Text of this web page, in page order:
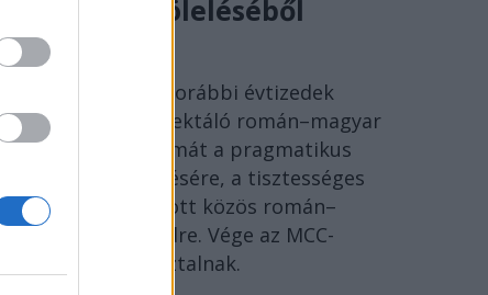
történelem öleléséből
SÓLYOM ISTVÁN
Ideje lecserélni a korábbi évtizedek
szenvedéseire reflektáló román–magyar
megbékélés fogalmát a pragmatikus
együttélés kifejezésére, a tisztességes
Európáért folytatott közös román–
magyar párbeszédre. Vége az MCC-
történészkerekasztalnak.